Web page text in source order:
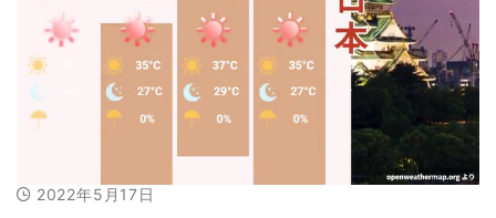
2022年5月17日